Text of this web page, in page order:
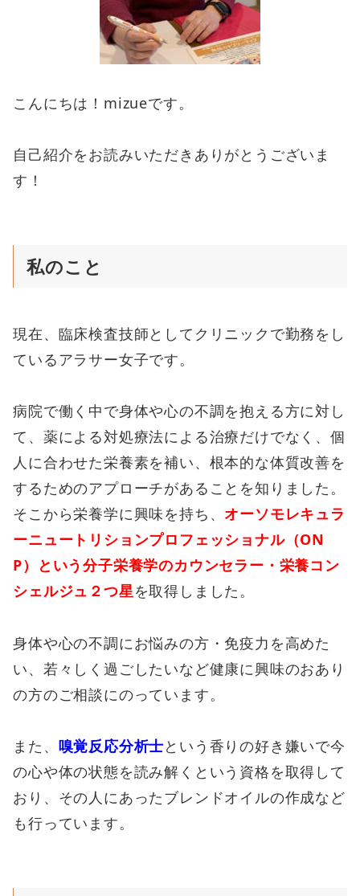
こんにちは！mizueです。
自己紹介をお読みいただきありがとうございま
す！
私のこと
現在、臨床検査技師としてクリニックで勤務をし
ているアラサー女子です。
病院で働く中で身体や心の不調を抱える方に対し
て、薬による対処療法による治療だけでなく、個
人に合わせた栄養素を補い、根本的な体質改善を
するためのアプローチがあることを知りました。
そこから栄養学に興味を持ち、 オーソモレキュラ
ーニュートリションプロフェッショナル（ON
P）という分子栄養学のカウンセラー・栄養コン
シェルジュ２つ星を取得しました。
身体や心の不調にお悩みの方・免疫力を高めた
い、若々しく過ごしたいなど健康に興味のおあり
の方のご相談にのっています。
また、 嗅覚反応分析士という香りの好き嫌いで今
の心や体の状態を読み解くという資格を取得して
おり、その人にあったブレンドオイルの作成など
も行っています。